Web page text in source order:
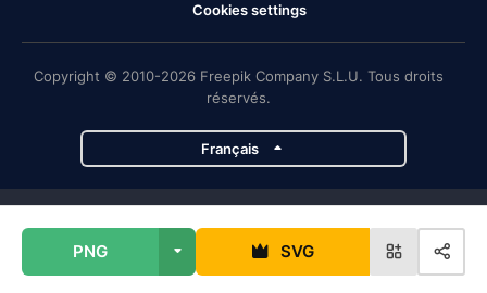
PNG SVG
Cookies settings
Copyright © 2010-2026 Freepik Company S.L.U. Tous droits
réservés.
Français